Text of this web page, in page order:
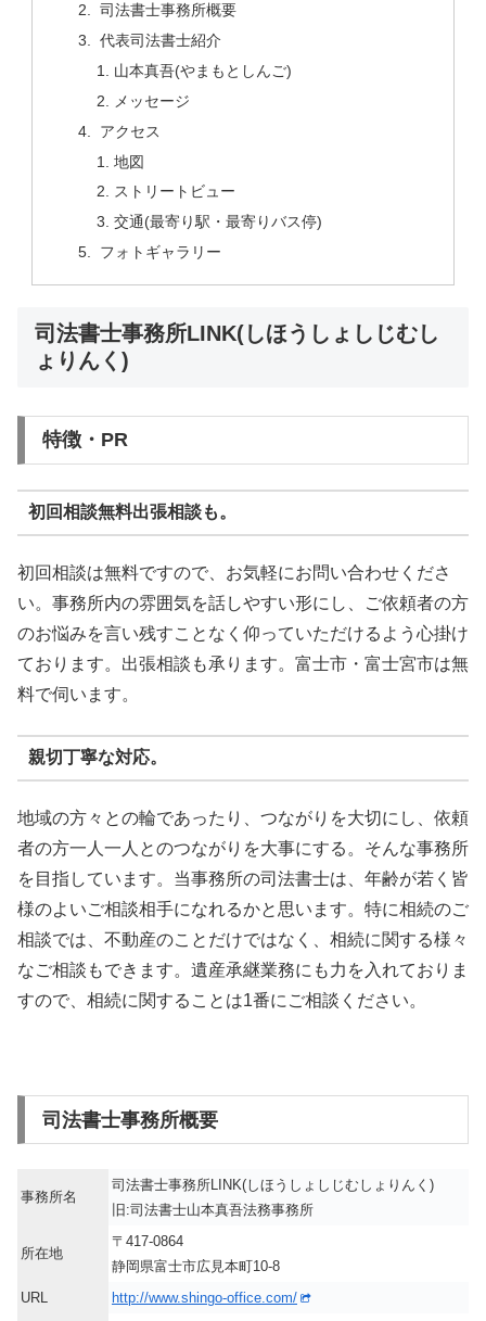
司法書士事務所概要
代表司法書士紹介
山本真吾(やまもとしんご)
メッセージ
アクセス
地図
ストリートビュー
交通(最寄り駅・最寄りバス停)
フォトギャラリー
司法書士事務所LINK(しほうしょしじむし
ょりんく)
特徴・PR
初回相談無料出張相談も。
初回相談は無料ですので、お気軽にお問い合わせくださ
い。事務所内の雰囲気を話しやすい形にし、ご依頼者の方
のお悩みを言い残すことなく仰っていただけるよう心掛け
ております。出張相談も承ります。富士市・富士宮市は無
料で伺います。
親切丁寧な対応。
地域の方々との輪であったり、つながりを大切にし、依頼
者の方一人一人とのつながりを大事にする。そんな事務所
を目指しています。当事務所の司法書士は、年齢が若く皆
様のよいご相談相手になれるかと思います。特に相続のご
相談では、不動産のことだけではなく、相続に関する様々
なご相談もできます。遺産承継業務にも力を入れておりま
すので、相続に関することは1番にご相談ください。
司法書士事務所概要
事務所名
司法書士事務所LINK(しほうしょしじむしょりんく)
旧:司法書士山本真吾法務事務所
所在地
〒417-0864
静岡県富士市広見本町10-8
URL
http://www.shingo-office.com/